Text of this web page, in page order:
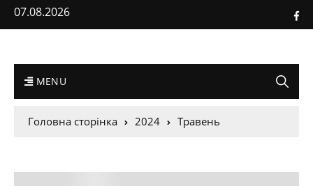
07.08.2026
MENU
Головна сторінка 2024 Травень